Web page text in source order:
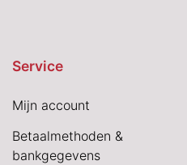
Service
Mijn account
Betaalmethoden &
bankgegevens